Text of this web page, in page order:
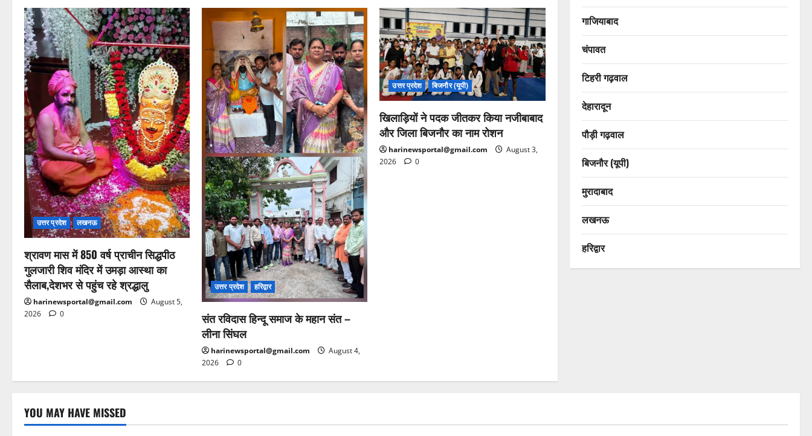
उत्तर प्रदेश लखनऊ
श्रावण मास में 850 वर्ष प्राचीन सिद्धपीठ
गुलजारी शिव मंदिर में उमड़ा आस्था का
सैलाब,देशभर से पहुंच रहे श्रद्धालु
harinewsportal@gmail.com
August 5,
2026
0
उत्तर प्रदेश हरिद्वार
संत रविदास हिन्दू समाज के महान संत –
लीना सिंघल
harinewsportal@gmail.com
August 4,
2026
0
उत्तर प्रदेश बिजनौर (यूपी)
खिलाड़ियों ने पदक जीतकर किया नजीबाबाद
और जिला बिजनौर का नाम रोशन
harinewsportal@gmail.com
August 3,
2026
0
गाजियाबाद
चंपावत
टिहरी गढ़वाल
देहारादून
पौड़ी गढ़वाल
बिजनौर (यूपी)
मुरादाबाद
लखनऊ
हरिद्वार
YOU MAY HAVE MISSED